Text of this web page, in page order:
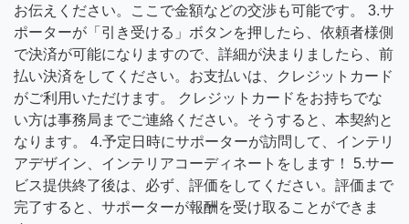
お伝えください。ここで金額などの交渉も可能です。 3.サ
ポーターが「引き受ける」ボタンを押したら、依頼者様側
で決済が可能になりますので、詳細が決まりましたら、前
払い決済をしてください。お支払いは、クレジットカード
がご利用いただけます。 クレジットカードをお持ちでな
い方は事務局までご連絡ください。そうすると、本契約と
なります。 4.予定日時にサポーターが訪問して、インテリ
アデザイン、インテリアコーディネートをします！ 5.サー
ビス提供終了後は、必ず、評価をしてください。評価まで
完了すると、サポーターが報酬を受け取ることができま